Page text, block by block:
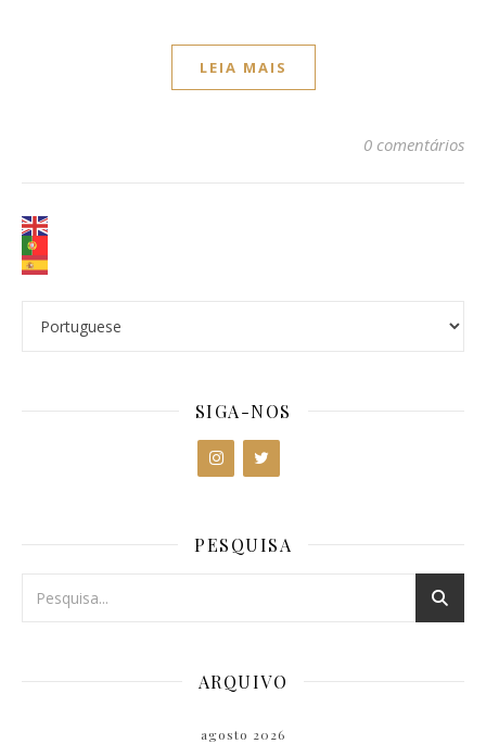
LEIA MAIS
0 comentários
SIGA-NOS
PESQUISA
ARQUIVO
agosto 2026